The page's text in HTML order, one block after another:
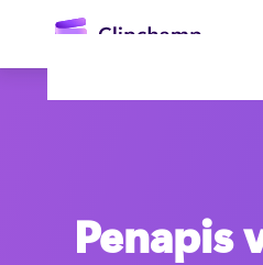
Penapis